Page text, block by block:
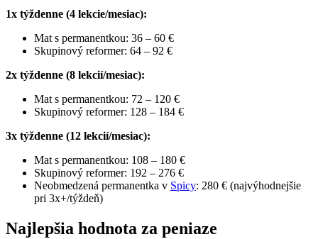
1x týždenne (4 lekcie/mesiac):
Mat s permanentkou: 36 – 60 €
Skupinový reformer: 64 – 92 €
2x týždenne (8 lekcií/mesiac):
Mat s permanentkou: 72 – 120 €
Skupinový reformer: 128 – 184 €
3x týždenne (12 lekcií/mesiac):
Mat s permanentkou: 108 – 180 €
Skupinový reformer: 192 – 276 €
Neobmedzená permanentka v Spicy: 280 € (najvýhodnejšie
pri 3x+/týždeň)
Najlepšia hodnota za peniaze